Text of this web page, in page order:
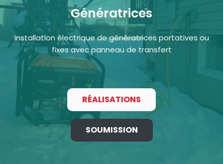
Génératrices
Installation électrique de génératrices portatives ou
fixes avec panneau de transfert
RÉALISATIONS
SOUMISSION